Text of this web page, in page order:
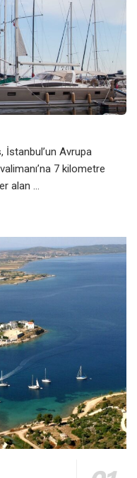
İstanbul’un Avrupa
7 kilometre
alan ...